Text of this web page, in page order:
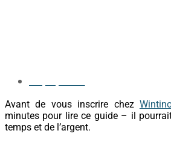
Avant de vous inscrire chez
minutes pour lire ce guide – il
temps et de l’argent.